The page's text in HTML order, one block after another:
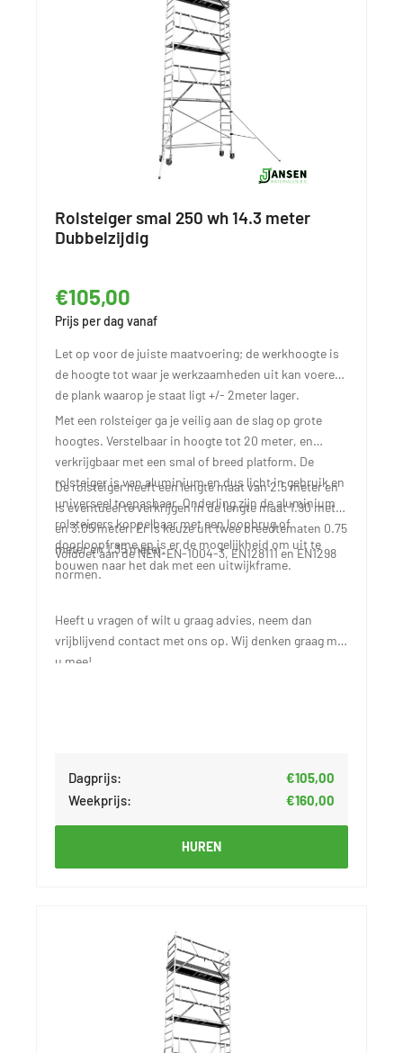
Rolsteiger smal 250 wh 14.3 meter
Dubbelzijdig
Prijs per dag vanaf
€105,00
Let op voor de juiste maatvoering; de werkhoogte is
de hoogte tot waar je werkzaamheden uit kan voeren,
de plank waarop je staat ligt +/- 2meter lager.
Met een rolsteiger ga je veilig aan de slag op grote
hoogtes. Verstelbaar in hoogte tot 20 meter, en
verkrijgbaar met een smal of breed platform. De
rolsteiger is van aluminium en dus licht in gebruik en
universeel toepasbaar. Onderling zijn de aluminium
rolsteigers koppelbaar met een loopbrug of
doorloopframe en is er de mogelijkheid om uit te
bouwen naar het dak met een uitwijkframe.
De rolsteiger heeft een lengte maat van 2.5 meter en
is eventueel te verkrijgen in de lengte maat 1.90 meter
en 3.05 meter. Er is keuze uit twee breedtematen 0.75
meter en 1.35 meter.
Voldoet aan de NEN-EN-1004-3, EN128111 en EN1298
normen.
Heeft u vragen of wilt u graag advies, neem dan
vrijblijvend contact met ons op. Wij denken graag met
u mee!
Dagprijs:
€105,00
Weekprijs:
€160,00
HUREN